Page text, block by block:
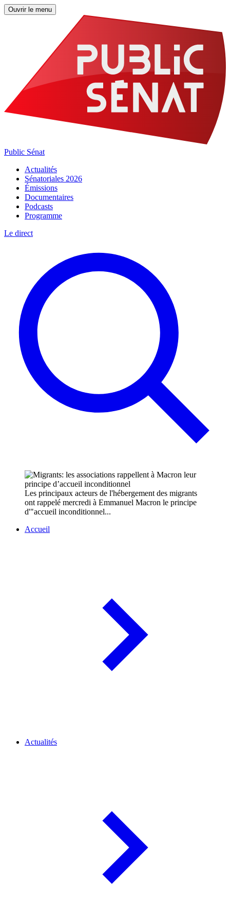
Ouvrir le menu
Public Sénat
Actualités
Sénatoriales 2026
Émissions
Documentaires
Podcasts
Programme
Le direct
Les principaux acteurs de l'hébergement des migrants
ont rappelé mercredi à Emmanuel Macron le principe
d'"accueil inconditionnel...
Accueil
Actualités